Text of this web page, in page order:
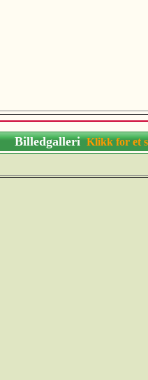
BilledgalleriKlikk for